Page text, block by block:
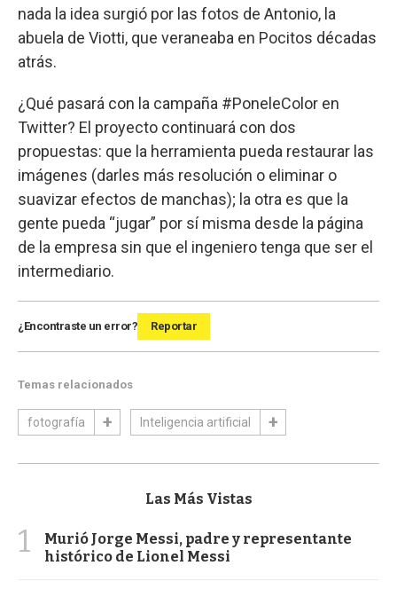
nada la idea surgió por las fotos de Antonio, la
abuela de Viotti, que veraneaba en Pocitos décadas
atrás.
¿Qué pasará con la campaña #PoneleColor en
Twitter? El proyecto continuará con dos
propuestas: que la herramienta pueda restaurar las
imágenes (darles más resolución o eliminar o
suavizar efectos de manchas); la otra es que la
gente pueda “jugar” por sí misma desde la página
de la empresa sin que el ingeniero tenga que ser el
intermediario.
¿Encontraste un error? Reportar
Temas relacionados
fotografía Inteligencia artificial
Las Más Vistas
1
Murió Jorge Messi, padre y representante
histórico de Lionel Messi